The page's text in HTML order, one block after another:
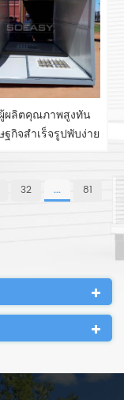
ผลิตคุณภาพสูงทัน
ฐกิจสำเร็จรูปพับง่าย
บ้านคอนเทนเนอร์
32 ... 81